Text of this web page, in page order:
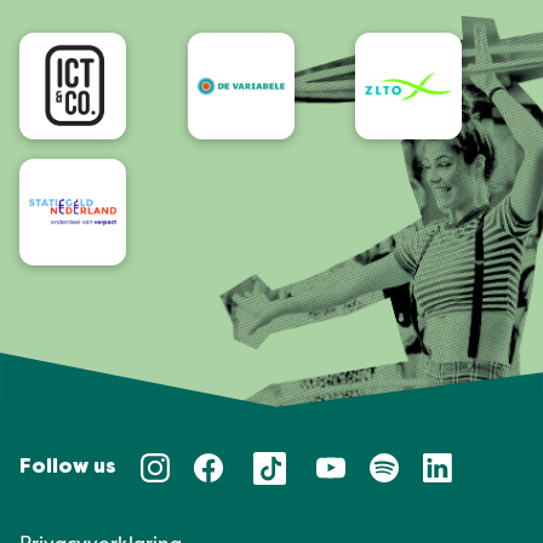
Bereikbaarheid/Toegankelijkheid
Follow us